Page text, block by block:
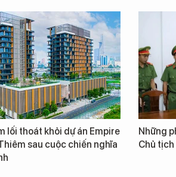
lối thoát khỏi dự án Empire
sau cuộc chiến nghĩa
Những
Chủ